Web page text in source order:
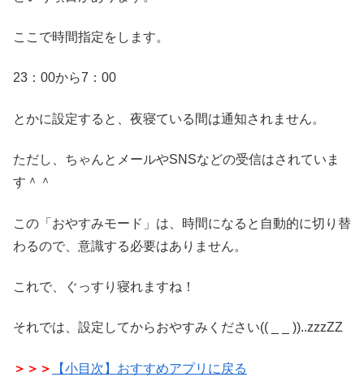
ここで時間指定をします。
23：00から7：00
とかに設定すると、夜寝ている間は通知されません。
ただし、ちゃんとメールやSNSなどの受信はされていま
す＾＾
この「おやすみモード」は、時間になると自動的に切り替
わるので、意識する必要はありません。
これで、ぐっすり寝れますね！
それでは、設定してからおやすみください(( _ _ ))..zzzZZ
＞＞＞ 【小目次】おすすめアプリに戻る